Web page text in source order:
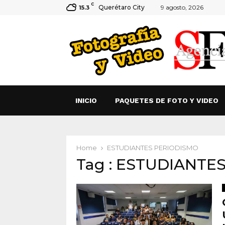
15.3 C Querétaro City 9 agosto, 2026
INICIO PAQUETES DE FOTO Y VIDEO
Home ESTUDIANTES PERIODISMO
Tag :